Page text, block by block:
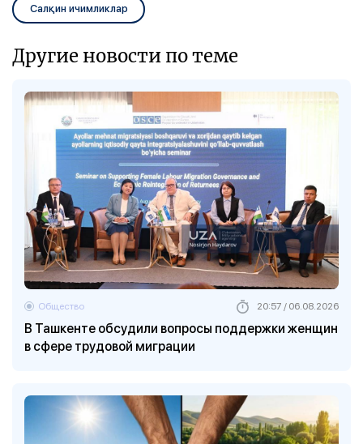
Салқин ичимликлар
Другие новости по теме
В Ташкенте обсудили вопросы поддержки женщин
в сфере трудовой миграции
Общество 20:57 / 06.08.2026